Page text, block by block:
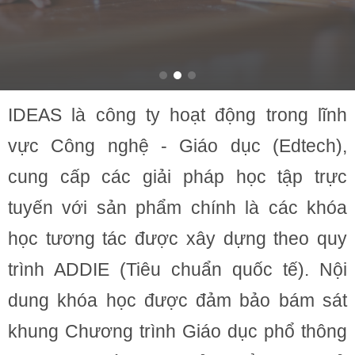
IDEAS là công ty hoạt động trong lĩnh
vực Công nghệ - Giáo dục (Edtech),
cung cấp các giải pháp học tập trực
tuyến với sản phẩm chính là các khóa
học tương tác được xây dựng theo quy
trình ADDIE (Tiêu chuẩn quốc tế). Nội
dung khóa học được đảm bảo bám sát
khung Chương trình Giáo dục phổ thông